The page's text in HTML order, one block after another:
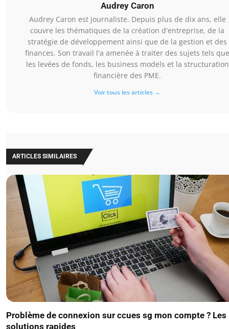
Audrey Caron
Audrey Caron est journaliste. Depuis plus de dix ans, elle
couvre les thématiques de la création d'entreprise, de la
stratégie de développement ainsi que de la gestion et des
finances. Son travail l'a amenée à traiter des sujets tels que
les levées de fonds, les business models et la structuration
financière des PME.
Voir tous les articles →
ARTICLES SIMILAIRES
Problème de connexion sur ccues sg mon compte ? Les
solutions rapides